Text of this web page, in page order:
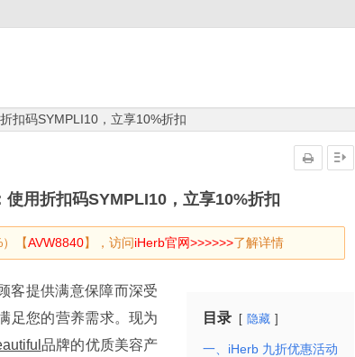
扣码SYMPLI10，立享10%折扣
用折扣码SYMPLI10，立享10%折扣
）【AVW8840】，访问iHerb官网>>>>>>了解详情
目录 隐藏
一、iHerb 九折优惠活动
客提供满意保障而深受
足您的营养需求。现为
品牌的优质美容产